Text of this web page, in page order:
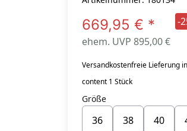
669,95 € *
ehem. UVP 895,00 €
-
Versandkostenfreie Lieferung
content 1 Stück
Größe
36 38 40